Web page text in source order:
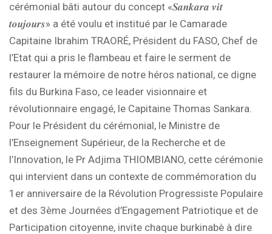
cérémonial bâti autour du concept «𝑺𝒂𝒏𝒌𝒂𝒓𝒂 𝒗𝒊𝒕
𝒕𝒐𝒖𝒋𝒐𝒖𝒓𝒔» a été voulu et institué par le Camarade
Capitaine Ibrahim TRAORÉ, Président du FASO, Chef de
l’Etat qui a pris le flambeau et faire le serment de
restaurer la mémoire de notre héros national, ce digne
fils du Burkina Faso, ce leader visionnaire et
révolutionnaire engagé, le Capitaine Thomas Sankara.
Pour le Président du cérémonial, le Ministre de
l’Enseignement Supérieur, de la Recherche et de
l’Innovation, le Pr Adjima THIOMBIANO, cette cérémonie
qui intervient dans un contexte de commémoration du
1er anniversaire de la Révolution Progressiste Populaire
et des 3ème Journées d’Engagement Patriotique et de
Participation citoyenne, invite chaque burkinabè à dire